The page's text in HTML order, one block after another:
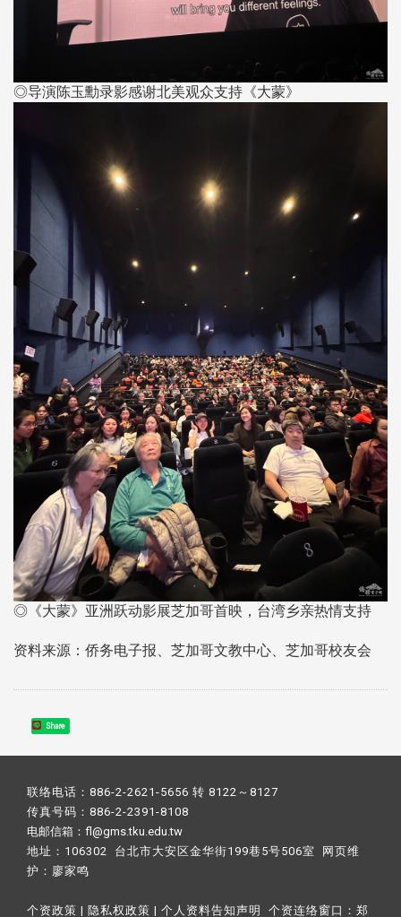
◎导演陈玉勳录影感谢北美观众支持《大蒙》
◎《大蒙》亚洲跃动影展芝加哥首映，台湾乡亲热情支持
资料来源：侨务电子报、芝加哥文教中心、芝加哥校友会
Share
联络电话：886-2-2621-5656 转 8122～8127
传真号码：886-2-2391-8108
电邮信箱：fl@gms.tku.edu.tw
地址：106302 台北市大安区金华街199巷5号506室 网页维
护： 廖家鸣​
个资政策 | 隐私权政策 | 个人资料告知声明 个资连络窗口： 郑